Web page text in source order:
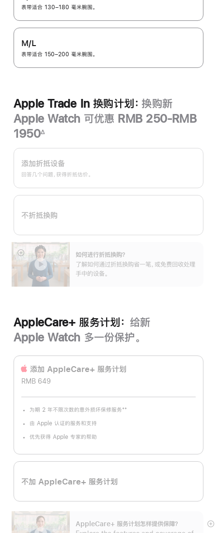
表带适合 130–180 毫米腕围。
M/L
表带适合 150–200 毫米腕围。
Apple Trade In 换购计划： 换购新
Apple Watch 可优惠 RMB 250-RMB
1950
注
∆
Apple
Trade
换
购
划：
添加折抵设备
回答几个问题，获得折抵估价。
不折抵换购
如何进行折抵换购？
了解如何通过折抵换购省一笔，或免费回收处理
手中的设备。
展
AppleCare+ 服务计划： 给新
Apple Watch 多一份保护。
添加 AppleCare+ 服务计‍划
RMB 649
为期 2 年不限次数的意外损坏保修服务
注
**
由 Apple 认证的服务和支持
优先获得 Apple 专家的帮助
不加 AppleCare+ 服务计划
AppleCare+ 服务计划怎样提供保⁠障？
展